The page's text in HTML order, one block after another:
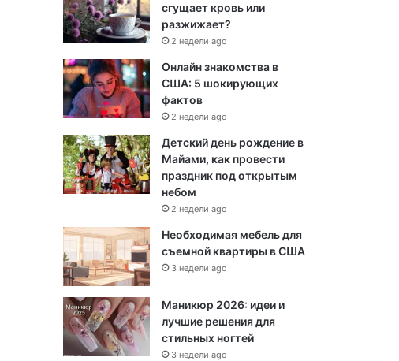
сгущает кровь или
разжижает?
2 недели ago
Онлайн знакомства в
США: 5 шокирующих
фактов
2 недели ago
Детский день рождение в
Майами, как провести
праздник под открытым
небом
2 недели ago
Необходимая мебель для
съемной квартиры в США
3 недели ago
Маникюр 2026: идеи и
лучшие решения для
стильных ногтей
3 недели ago